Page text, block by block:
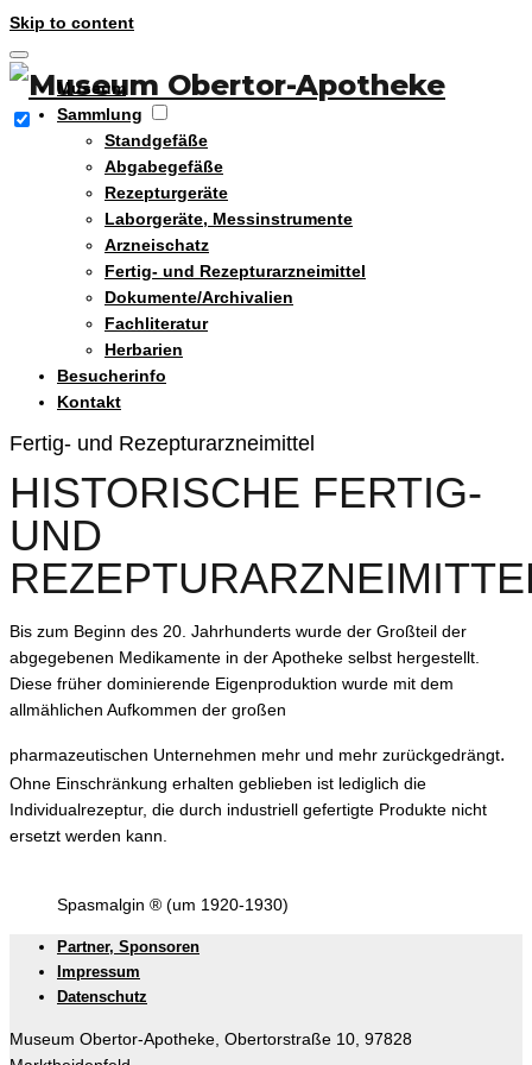
Skip to content
Museum
Sammlung
Standgefäße
Abgabegefäße
Rezepturgeräte
Laborgeräte, Messinstrumente
Arzneischatz
Fertig- und Rezepturarzneimittel
Dokumente/Archivalien
Fachliteratur
Herbarien
Besucherinfo
Kontakt
Fertig- und Rezepturarzneimittel
HISTORISCHE FERTIG-
UND
Bis zum Beginn des 20. Jahrhunderts wurde der Großteil der
abgegebenen Medikamente in der Apotheke selbst hergestellt.
Diese früher dominierende Eigenproduktion wurde mit dem
allmählichen Aufkommen der großen
pharmazeutischen Unternehmen mehr und mehr zurückgedrängt.
Ohne Einschränkung erhalten geblieben ist lediglich die
Individualrezeptur, die durch industriell gefertigte Produkte nicht
ersetzt werden kann.
Spasmalgin ® (um 1920-1930)
Partner, Sponsoren
Impressum
Datenschutz
Museum Obertor-Apotheke, Obertorstraße 10, 97828